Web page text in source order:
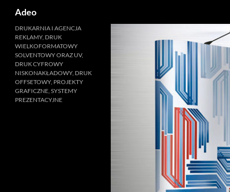
Przejdź
treści
Adeo
DRUKARNIA I AGENCJA
REKLAMY, DRUK
WIELKOFORMATOWY
SOLVENTOWY ORAZ UV,
DRUK CYFROWY
NISKONAKŁADOWY, DRUK
OFFSETOWY, PROJEKTY
GRAFICZNE, SYSTEMY
PREZENTACYJNE